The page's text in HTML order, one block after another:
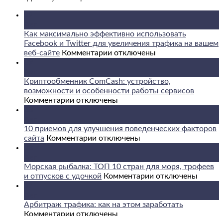
Как максимально эффективно использовать
Facebook и Twitter для увеличения трафика на вашем
веб-сайте Комментарии к
максимально
эффективно
использовать
Twitter
для
на
вашем
отключены
Криптообменник ComCash: устройство,
возможности и особенности работы сервисов
Комментарии к
ComCash:
устройство,
особенности
работы
отключены
10 приемов для улучшения поведенческих факторов
сайта Комментарии к
приемов
для
факторов
сайта
отключены
Морская рыбалка: ТОП 10 стран для моря, трофеев
и отпусков с удочкой Комментарии к
рыбалка:
отключены
Арбитраж трафика: как на этом заработать
Комментарии котключены